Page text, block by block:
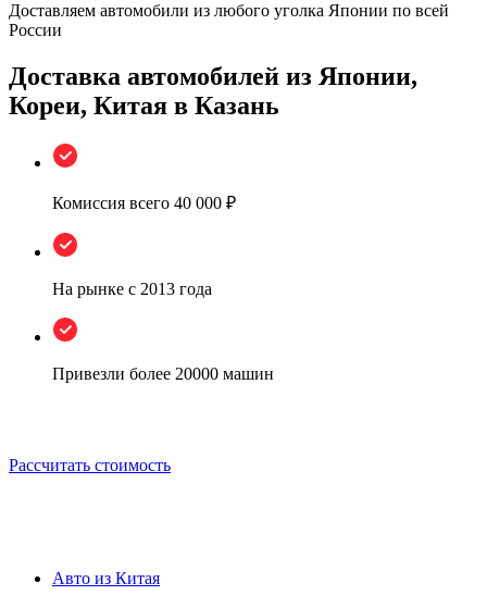
Доставляем автомобили из любого уголка Японии по всей
России
Доставка автомобилей из Японии,
Кореи, Китая в Казань
Комиссия всего 40 000 ₽
На рынке с 2013 года
Привезли более 20000 машин
Рассчитать стоимость
Авто из Китая